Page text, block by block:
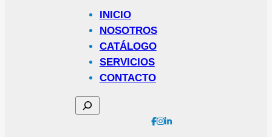
INICIO
NOSOTROS
CATÁLOGO
SERVICIOS
CONTACTO
SEARCH